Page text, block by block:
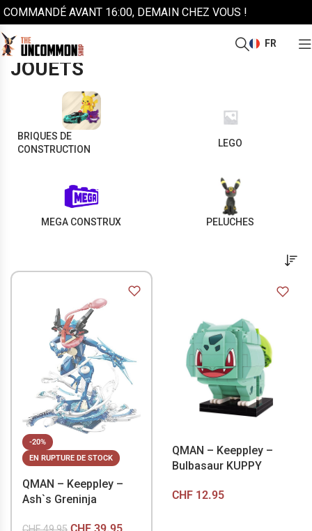
COMMANDÉ AVANT 16:00, DEMAIN CHEZ VOUS !
FR
Accueil/Jouets/Page 3
JOUETS
BRIQUES DE
CONSTRUCTION
LEGO
MEGA CONSTRUX PELUCHES
-20%
EN RUPTURE DE STOCK
QMAN – Keeppley –
Ash`s Greninja
QMAN – Keeppley –
Bulbasaur KUPPY
CHF12.95